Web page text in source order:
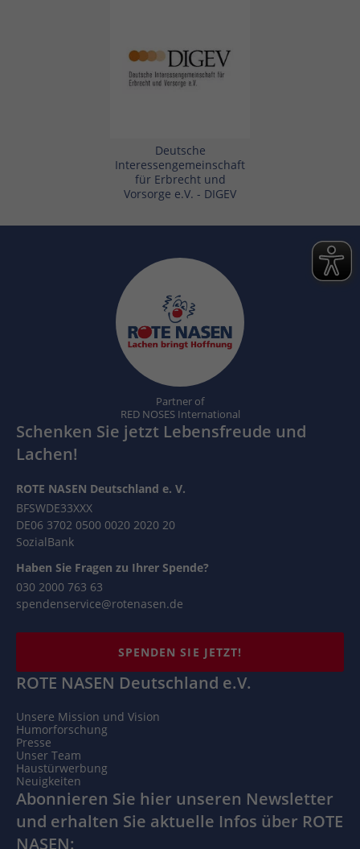
Deutsche
Interessengemeinschaft
für Erbrecht und
Vorsorge e.V. - DIGEV
Partner of
RED NOSES International
Schenken Sie jetzt Lebensfreude und
Lachen!
ROTE NASEN Deutschland e. V.
BFSWDE33XXX
DE06 3702 0500 0020 2020 20
SozialBank
Haben Sie Fragen zu Ihrer Spende?
030 2000 763 63
spendenservice@rotenasen.de
SPENDEN SIE JETZT!
ROTE NASEN Deutschland e.V.
Unsere Mission und Vision
Humorforschung
Presse
Unser Team
Haustürwerbung
Neuigkeiten
Abonnieren Sie hier unseren Newsletter
und erhalten Sie aktuelle Infos über ROTE
NASEN: